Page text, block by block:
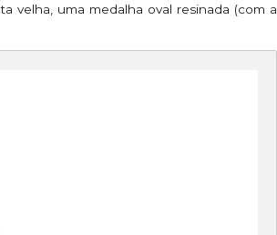
velha, uma medalha oval resinada (com a